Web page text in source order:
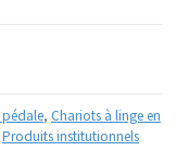
, Chariots à linge en
Produits institutionnels